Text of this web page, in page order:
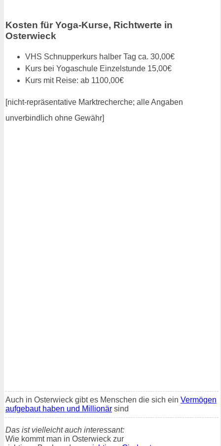
Kosten für Yoga-Kurse, Richtwerte in
Osterwieck
VHS Schnupperkurs halber Tag ca. 30,00€
Kurs bei Yogaschule Einzelstunde 15,00€
Kurs mit Reise: ab 1100,00€
[nicht-repräsentative Marktrecherche; alle Angaben
unverbindlich ohne Gewähr]
Auch in Osterwieck gibt es Menschen die sich ein Vermögen
aufgebaut haben und Millionär sind
Das ist vielleicht auch interessant:
Wie kommt man in Osterwieck zur